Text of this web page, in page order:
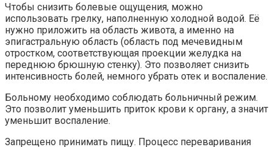
Чтобы снизить болевые ощущения, можно
использовать грелку, наполненную холодной водой. Её
нужно приложить на область живота, а именно на
эпигастральную область (область под мечевидным
отростком, соответствующая проекции желудка на
переднюю брюшную стенку). Это позволяет снизить
интенсивность болей, немного убрать отек и воспаление.
Больному необходимо соблюдать больничный режим.
Это позволит уменьшить приток крови к органу, а значит
уменьшит воспаление.
Запрещено принимать пищу. Процесс переваривания